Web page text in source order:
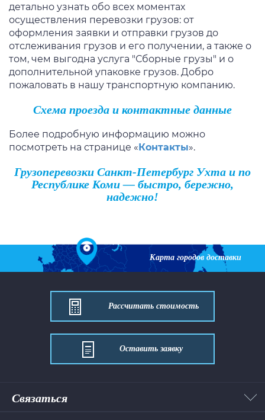
детально узнать обо всех моментах
осуществления перевозки грузов: от
оформления заявки и отправки грузов до
отслеживания грузов и его получении, а также о
том, чем выгодна услуга "Сборные грузы" и о
дополнительной упаковке грузов. Добро
пожаловать в нашу транспортную компанию.
Схема проезда и контактные данные
Более подробную информацию можно
посмотреть на странице «Контакты».
Грузоперевозки Санкт-Петербург Ухта и по
Республике Коми — быстро, бережно,
надежно!
Карта городов доставки
Рассчитать стоимость
Оставить заявку
Связаться